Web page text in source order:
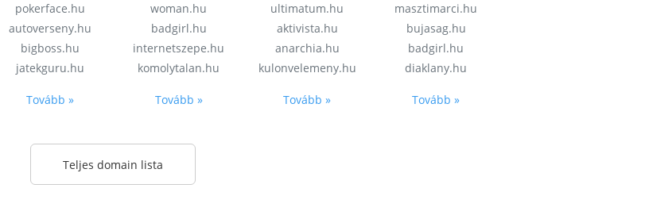
pokerface.hu
autoverseny.hu
bigboss.hu
jatekguru.hu
Tovább »
woman.hu
badgirl.hu
internetszepe.hu
komolytalan.hu
Tovább »
ultimatum.hu
aktivista.hu
anarchia.hu
kulonvelemeny.hu
Tovább »
masztimarci.hu
bujasag.hu
badgirl.hu
diaklany.hu
Tovább »
Teljes domain lista